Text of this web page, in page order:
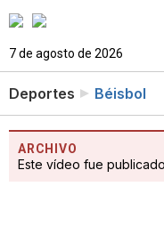
7 de agosto de 2026
Deportes Béisbol
ARCHIVO
Este vídeo fue